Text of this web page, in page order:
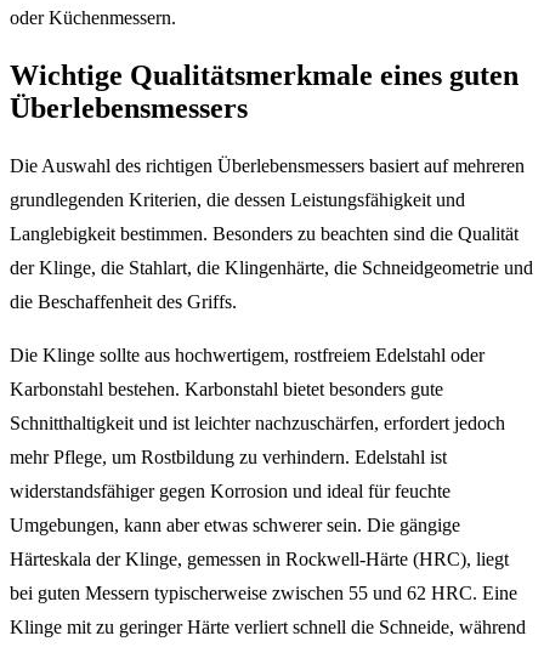
oder Küchenmessern.
Wichtige Qualitätsmerkmale eines guten
Überlebensmessers
Die Auswahl des richtigen Überlebensmessers basiert auf mehreren
grundlegenden Kriterien, die dessen Leistungsfähigkeit und
Langlebigkeit bestimmen. Besonders zu beachten sind die Qualität
der Klinge, die Stahlart, die Klingenhärte, die Schneidgeometrie und
die Beschaffenheit des Griffs.
Die Klinge sollte aus hochwertigem, rostfreiem Edelstahl oder
Karbonstahl bestehen. Karbonstahl bietet besonders gute
Schnitthaltigkeit und ist leichter nachzuschärfen, erfordert jedoch
mehr Pflege, um Rostbildung zu verhindern. Edelstahl ist
widerstandsfähiger gegen Korrosion und ideal für feuchte
Umgebungen, kann aber etwas schwerer sein. Die gängige
Härteskala der Klinge, gemessen in Rockwell-Härte (HRC), liegt
bei guten Messern typischerweise zwischen 55 und 62 HRC. Eine
Klinge mit zu geringer Härte verliert schnell die Schneide, während